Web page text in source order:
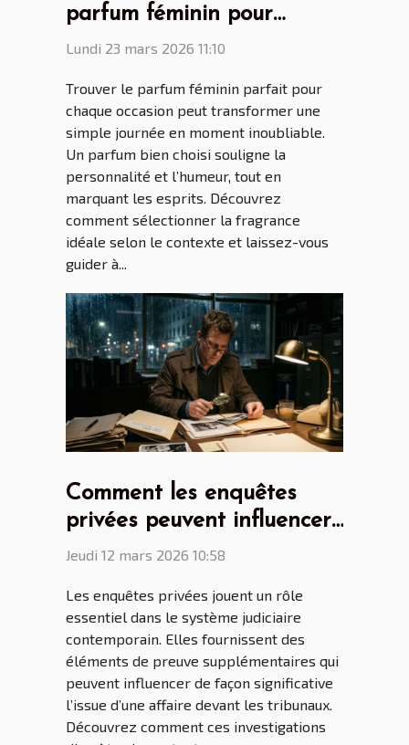
parfum féminin pour
chaque occasion ?
Lundi 23 mars 2026 11:10
Trouver le parfum féminin parfait pour
chaque occasion peut transformer une
simple journée en moment inoubliable.
Un parfum bien choisi souligne la
personnalité et l’humeur, tout en
marquant les esprits. Découvrez
comment sélectionner la fragrance
idéale selon le contexte et laissez-vous
guider à...
Comment les enquêtes
privées peuvent influencer
les décisions judiciaires ?
Jeudi 12 mars 2026 10:58
Les enquêtes privées jouent un rôle
essentiel dans le système judiciaire
contemporain. Elles fournissent des
éléments de preuve supplémentaires qui
peuvent influencer de façon significative
l’issue d’une affaire devant les tribunaux.
Découvrez comment ces investigations